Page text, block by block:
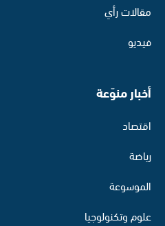
مقالات رأي
فيديو
أخبار منوّعة
اقتصاد
رياضة
الموسوعة
علوم وتكنولوجيا